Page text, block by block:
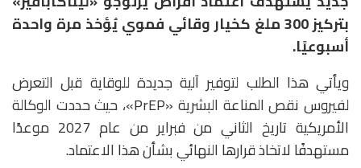
بتركيز 300 ملغ كخيار وقائي فموي يُؤخذ مرة واحدة
أسبوعيًا.
ويأتي هذا الطلب لتوفير آلية جديدة للوقاية قبل التعرض
لفيروس نقص المناعة البشرية «PrEP»، حيث حددت الوكالة
الأمريكية تاريخ الثاني من فبراير من عام 2027 موعدًا
مستهدفًا لاتخاذ قرارها النهائي بشأن هذا الاعتماد.